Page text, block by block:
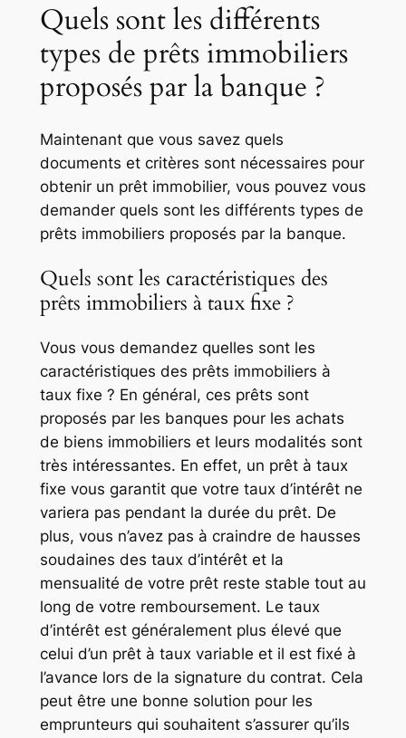
Quels sont les différents
types de prêts immobiliers
proposés par la banque ?
Maintenant que vous savez quels
documents et critères sont nécessaires pour
obtenir un prêt immobilier, vous pouvez vous
demander quels sont les différents types de
prêts immobiliers proposés par la banque.
Quels sont les caractéristiques des
prêts immobiliers à taux fixe ?
Vous vous demandez quelles sont les
caractéristiques des prêts immobiliers à
taux fixe ? En général, ces prêts sont
proposés par les banques pour les achats
de biens immobiliers et leurs modalités sont
très intéressantes. En effet, un prêt à taux
fixe vous garantit que votre taux d’intérêt ne
variera pas pendant la durée du prêt. De
plus, vous n’avez pas à craindre de hausses
soudaines des taux d’intérêt et la
mensualité de votre prêt reste stable tout au
long de votre remboursement. Le taux
d’intérêt est généralement plus élevé que
celui d’un prêt à taux variable et il est fixé à
l’avance lors de la signature du contrat. Cela
peut être une bonne solution pour les
emprunteurs qui souhaitent s’assurer qu’ils